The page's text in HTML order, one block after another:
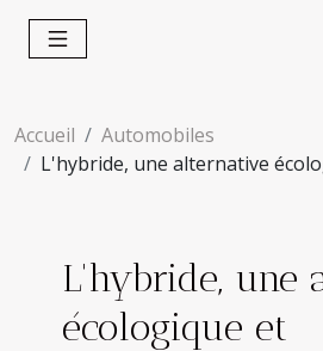
Accueil
Automobiles
L'hybride, une alternative
L'hybride, une
écologique et